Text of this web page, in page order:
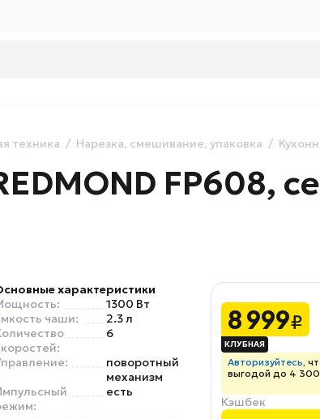
техника Нарезка, смешивание, упаковка
FP608,
характеристики
1300 Вт
чаши:
2.3 л
6
поворотный
механизм
есть
8 999₽
Авторизуйтесь,
выгодой до 4
Кэшбек